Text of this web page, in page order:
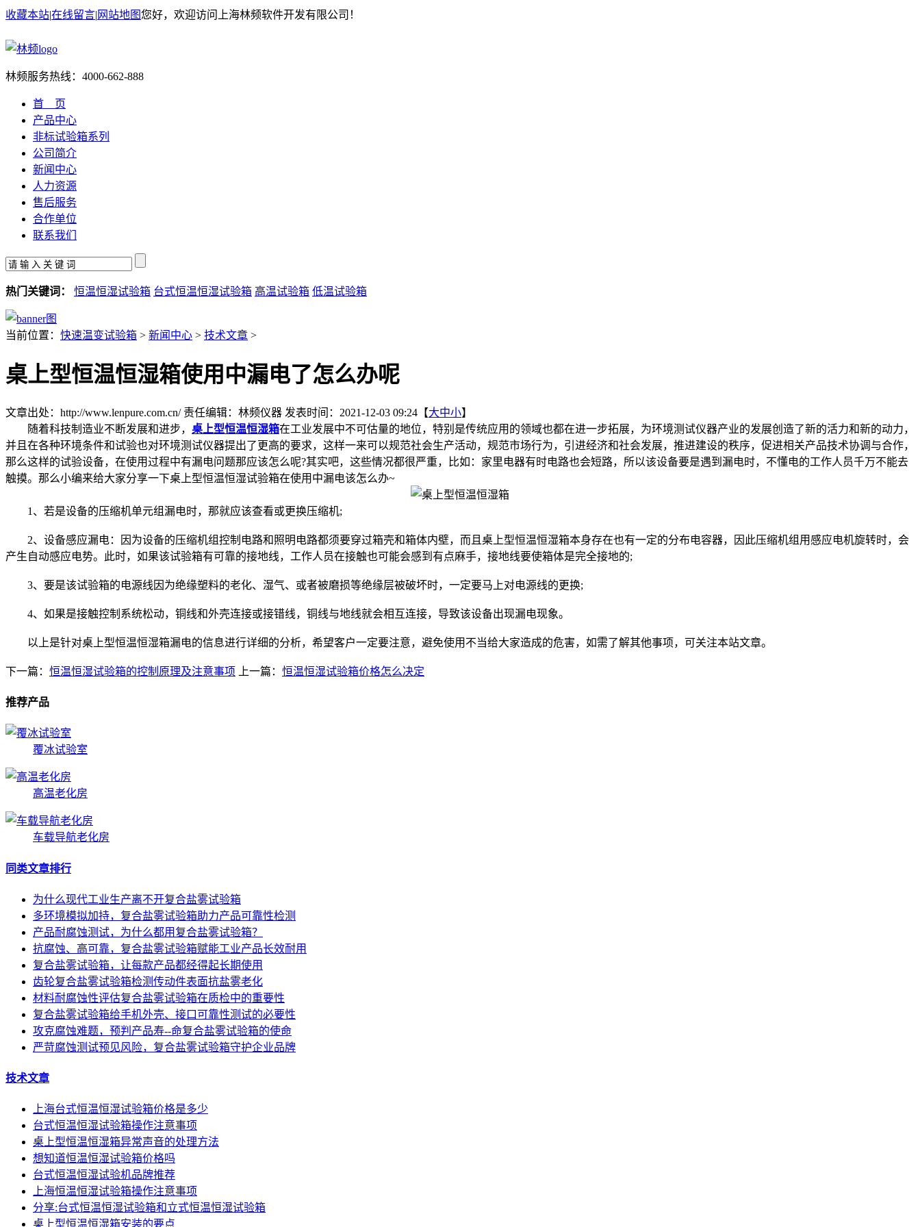
收藏本站|在线留言| 网站地图您好，欢迎访问上海林频软件开发有限公司！
林频服务热线： 4000-662-888
首 页
产品中心
非标试验箱系列
公司简介
新闻中心
人力资源
售后服务
合作单位
联系我们
热门关键词： 恒温恒湿试验箱 台式恒温恒湿试验箱 高温试验箱 低温试验箱
当前位置： 快速温变试验箱 > 新闻中心 > 技术文章 >
桌上型恒温恒湿箱使用中漏电了怎么办呢
文章出处：http://www.lenpure.com.cn/ 责任编辑：林频仪器 发表时间：2021-12-03 09:24【大中小】
随着科技制造业不断发展和进步， 桌上型恒温恒湿箱在工业发展中不可估量的地位，特别是传统应用的领域也都在进一步拓展，为环境测试仪器产业的发展创造了新的活力和新的动力，
并且在各种环境条件和试验也对环境测试仪器提出了更高的要求，这样一来可以规范社会生产活动，规范市场行为，引进经济和社会发展，推进建设的秩序，促进相关产品技术协调与合作，
那么这样的试验设备，在使用过程中有漏电问题那应该怎么呢?其实吧，这些情况都很严重，比如：家里电器有时电路也会短路，所以该设备要是遇到漏电时，不懂电的工作人员千万不能去
触摸。那么小编来给大家分享一下桌上型恒温恒湿试验箱在使用中漏电该怎么办~
1、若是设备的压缩机单元组漏电时，那就应该查看或更换压缩机;
2、设备感应漏电：因为设备的压缩机组控制电路和照明电路都须要穿过箱壳和箱体内壁，而且桌上型恒温恒湿箱本身存在也有一定的分布电容器，因此压缩机组用感应电机旋转时，会
产生自动感应电势。此时，如果该试验箱有可靠的接地线，工作人员在接触也可能会感到有点麻手，接地线要使箱体是完全接地的;
3、要是该试验箱的电源线因为绝缘塑料的老化、湿气、或者被磨损等绝缘层被破坏时，一定要马上对电源线的更换;
4、如果是接触控制系统松动，铜线和外壳连接或接错线，铜线与地线就会相互连接，导致该设备出现漏电现象。
以上是针对桌上型恒温恒湿箱漏电的信息进行详细的分析，希望客户一定要注意，避免使用不当给大家造成的危害，如需了解其他事项，可关注本站文章。
下一篇： 恒温恒湿试验箱的控制原理及注意事项 上一篇： 恒温恒湿试验箱价格怎么决定
推荐产品
覆冰试验室
高温老化房
车载导航老化房
同类文章排行
为什么现代工业生产离不开复合盐雾试验箱
多环境模拟加持，复合盐雾试验箱助力产品可靠性检测
产品耐腐蚀测试，为什么都用复合盐雾试验箱？
抗腐蚀、高可靠，复合盐雾试验箱赋能工业产品长效耐用
复合盐雾试验箱，让每款产品都经得起长期使用
齿轮复合盐雾试验箱检测传动件表面抗盐雾老化
材料耐腐蚀性评估复合盐雾试验箱在质检中的重要性
复合盐雾试验箱给手机外壳、接口可靠性测试的必要性
攻克腐蚀难题，预判产品寿--命复合盐雾试验箱的使命
严苛腐蚀测试预见风险，复合盐雾试验箱守护企业品牌
技术文章
上海台式恒温恒湿试验箱价格是多少
台式恒温恒湿试验箱操作注意事项
桌上型恒温恒湿箱异常声音的处理方法
想知道恒温恒湿试验箱价格吗
台式恒温恒湿试验机品牌推荐
上海恒温恒湿试验箱操作注意事项
分享:台式恒温恒湿试验箱和立式恒温恒湿试验箱
桌上型恒温恒湿箱安装的要点